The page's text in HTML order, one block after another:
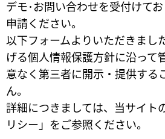
デモ･お問い合わせを受付けて
申請ください。
以下フォームよりいただきまし
げる個人情報保護方針に沿って
意なく第三者に開示・提供する
ん。
詳細につきましては、当サイト
リシー 」をご参照ください。